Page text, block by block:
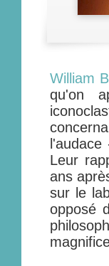
William
qu'on
Leur
ans
sur le
opposé